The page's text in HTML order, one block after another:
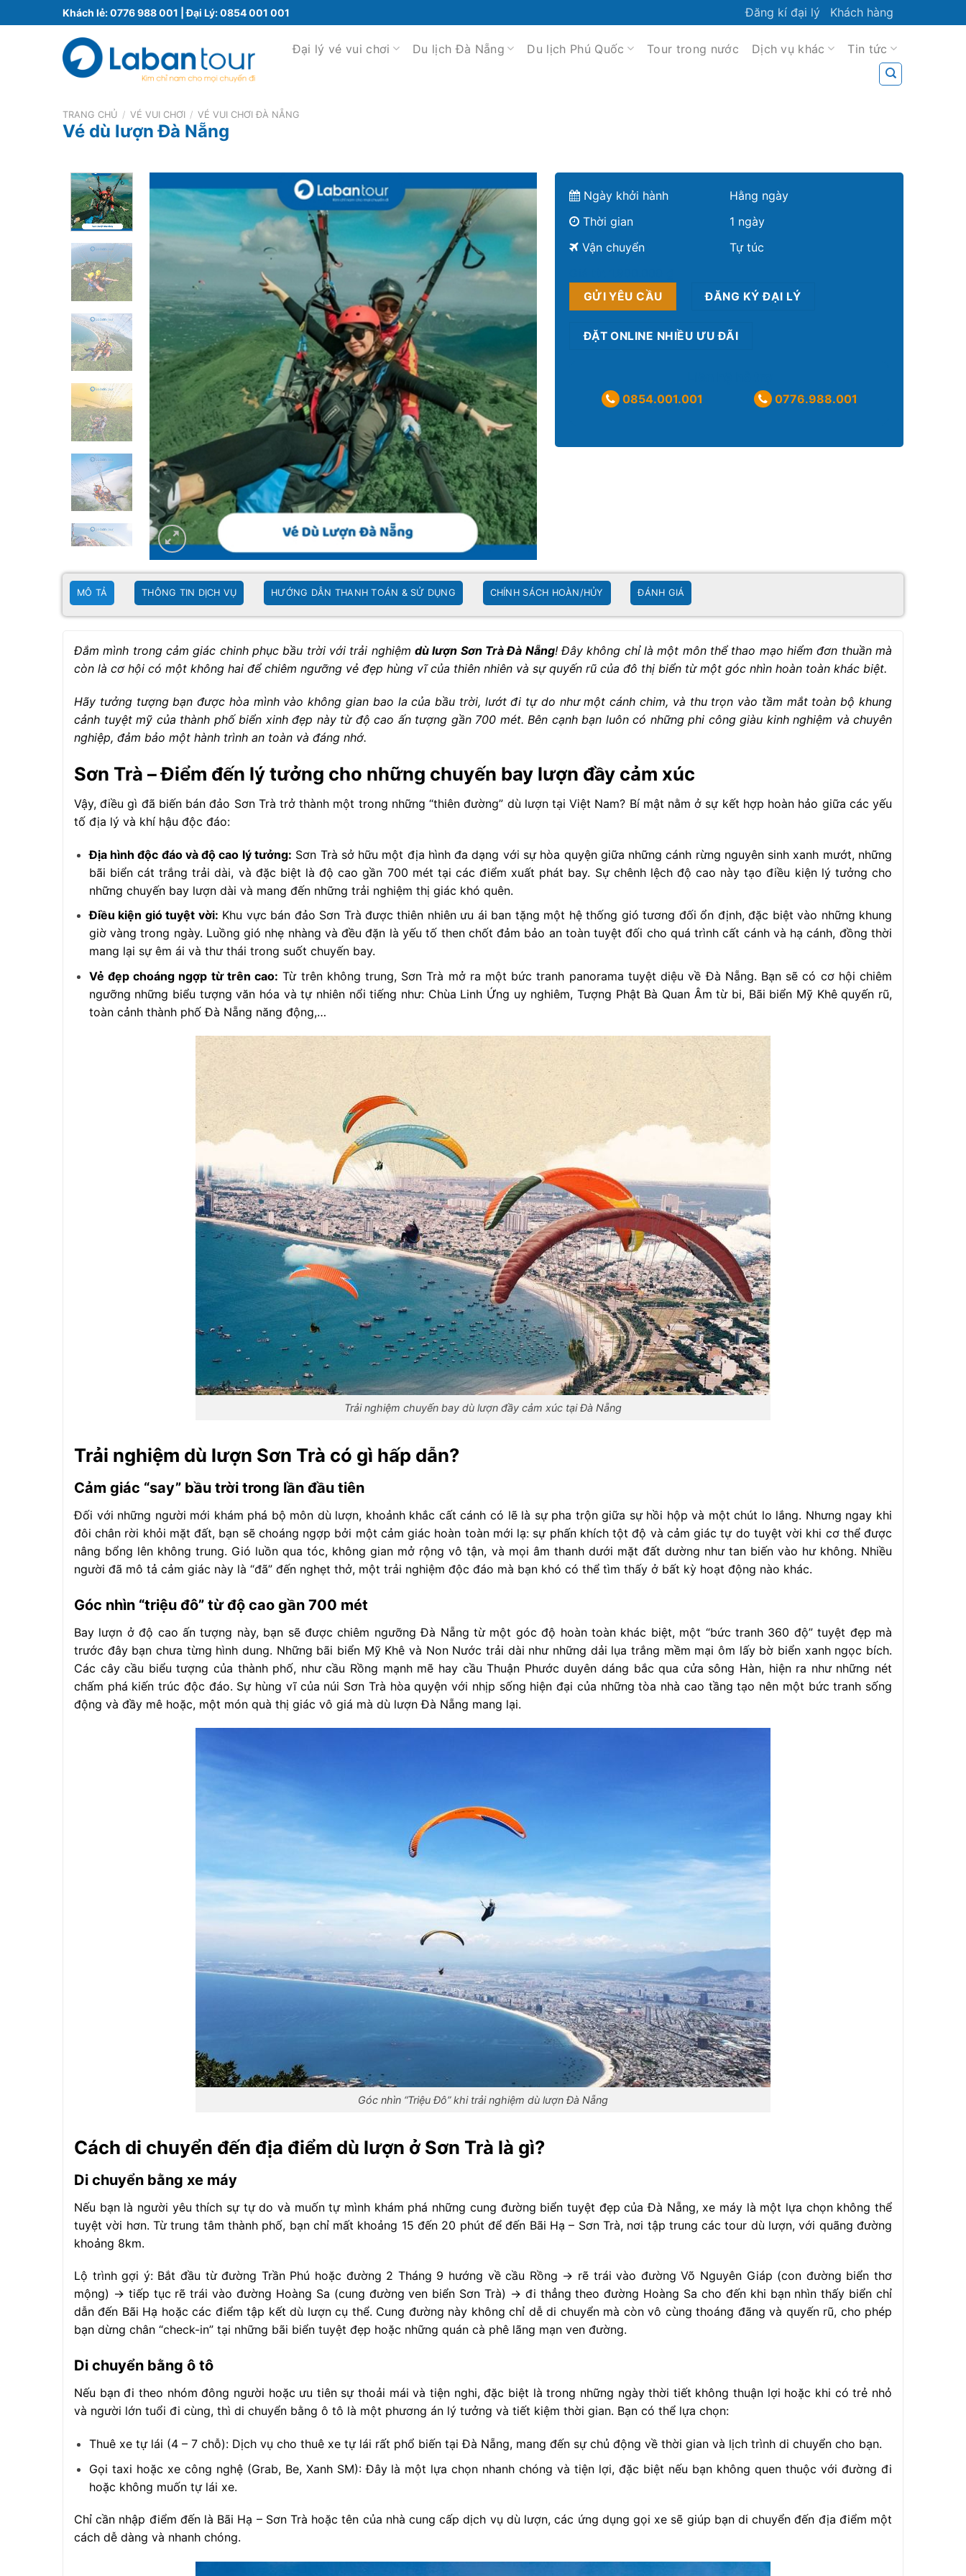
qua
Khách lẻ:0776 988 001 | Đại Lý:0854 001 001 Đăng kí đại lý Khách hàng
Đại lý vé vui chơi Du lịch Đà Nẵng Du lịch Phú Quốc Tour trong nước Dịch vụ khác Tin tức
TRANG CHỦ / VÉ VUI CHƠI / VÉ VUI CHƠI ĐÀ NẴNG
Vé dù lượn Đà Nẵng
Ngày khởi hành
Hằng ngày
Thời gian
1 ngày
Vận chuyển
Tự túc
GỬI YÊU CẦU ĐĂNG KÝ ĐẠI LÝ
ĐẶT ONLINE NHIỀU ƯU ĐÃI
0854.001.001 0776.988.001
MÔ TẢ THÔNG TIN DỊCH VỤ HƯỚNG DẪN THANH TOÁN & SỬ DỤNG CHÍNH SÁCH HOÀN/HỦY ĐÁNH GIÁ
Đắm mình trong cảm giác chinh phục bầu trời với trải nghiệm dù lượn Sơn Trà Đà Nẵng! Đây không chỉ là một môn thể thao mạo hiểm đơn thuần mà
còn là cơ hội có một không hai để chiêm ngưỡng vẻ đẹp hùng vĩ của thiên nhiên và sự quyến rũ của đô thị biển từ một góc nhìn hoàn toàn khác biệt.
Hãy tưởng tượng bạn được hòa mình vào không gian bao la của bầu trời, lướt đi tự do như một cánh chim, và thu trọn vào tầm mắt toàn bộ khung
cảnh tuyệt mỹ của thành phố biển xinh đẹp này từ độ cao ấn tượng gần 700 mét. Bên cạnh bạn luôn có những phi công giàu kinh nghiệm và chuyên
nghiệp, đảm bảo một hành trình an toàn và đáng nhớ.
Sơn Trà – Điểm đến lý tưởng cho những chuyến bay lượn đầy cảm xúc
Vậy, điều gì đã biến bán đảo Sơn Trà trở thành một trong những “thiên đường” dù lượn tại Việt Nam? Bí mật nằm ở sự kết hợp hoàn hảo giữa các yếu
tố địa lý và khí hậu độc đáo:
Địa hình độc đáo và độ cao lý tưởng: Sơn Trà sở hữu một địa hình đa dạng với sự hòa quyện giữa những cánh rừng nguyên sinh xanh mướt, những
bãi biển cát trắng trải dài, và đặc biệt là độ cao gần 700 mét tại các điểm xuất phát bay. Sự chênh lệch độ cao này tạo điều kiện lý tưởng cho
những chuyến bay lượn dài và mang đến những trải nghiệm thị giác khó quên.
Điều kiện gió tuyệt vời: Khu vực bán đảo Sơn Trà được thiên nhiên ưu ái ban tặng một hệ thống gió tương đối ổn định, đặc biệt vào những khung
giờ vàng trong ngày. Luồng gió nhẹ nhàng và đều đặn là yếu tố then chốt đảm bảo an toàn tuyệt đối cho quá trình cất cánh và hạ cánh, đồng thời
mang lại sự êm ái và thư thái trong suốt chuyến bay.
Vẻ đẹp choáng ngợp từ trên cao: Từ trên không trung, Sơn Trà mở ra một bức tranh panorama tuyệt diệu về Đà Nẵng. Bạn sẽ có cơ hội chiêm
ngưỡng những biểu tượng văn hóa và tự nhiên nổi tiếng như: Chùa Linh Ứng uy nghiêm, Tượng Phật Bà Quan Âm từ bi, Bãi biển Mỹ Khê quyến rũ,
toàn cảnh thành phố Đà Nẵng năng động,…
Trải nghiệm chuyến bay dù lượn đầy cảm xúc tại Đà Nẵng
Trải nghiệm dù lượn Sơn Trà có gì hấp dẫn?
Cảm giác “say” bầu trời trong lần đầu tiên
Đối với những người mới khám phá bộ môn dù lượn, khoảnh khắc cất cánh có lẽ là sự pha trộn giữa sự hồi hộp và một chút lo lắng. Nhưng ngay khi
đôi chân rời khỏi mặt đất, bạn sẽ choáng ngợp bởi một cảm giác hoàn toàn mới lạ: sự phấn khích tột độ và cảm giác tự do tuyệt vời khi cơ thể được
nâng bổng lên không trung. Gió luồn qua tóc, không gian mở rộng vô tận, và mọi âm thanh dưới mặt đất dường như tan biến vào hư không. Nhiều
người đã mô tả cảm giác này là “đã” đến nghẹt thở, một trải nghiệm độc đáo mà bạn khó có thể tìm thấy ở bất kỳ hoạt động nào khác.
Góc nhìn “triệu đô” từ độ cao gần 700 mét
Bay lượn ở độ cao ấn tượng này, bạn sẽ được chiêm ngưỡng Đà Nẵng từ một góc độ hoàn toàn khác biệt, một “bức tranh 360 độ” tuyệt đẹp mà
trước đây bạn chưa từng hình dung. Những bãi biển Mỹ Khê và Non Nước trải dài như những dải lụa trắng mềm mại ôm lấy bờ biển xanh ngọc bích.
Các cây cầu biểu tượng của thành phố, như cầu Rồng mạnh mẽ hay cầu Thuận Phước duyên dáng bắc qua cửa sông Hàn, hiện ra như những nét
chấm phá kiến trúc độc đáo. Sự hùng vĩ của núi Sơn Trà hòa quyện với nhịp sống hiện đại của những tòa nhà cao tầng tạo nên một bức tranh sống
động và đầy mê hoặc, một món quà thị giác vô giá mà dù lượn Đà Nẵng mang lại.
Góc nhìn “Triệu Đô” khi trải nghiệm dù lượn Đà Nẵng
Cách di chuyển đến địa điểm dù lượn ở Sơn Trà là gì?
Di chuyển bằng xe máy
Nếu bạn là người yêu thích sự tự do và muốn tự mình khám phá những cung đường biển tuyệt đẹp của Đà Nẵng, xe máy là một lựa chọn không thể
tuyệt vời hơn. Từ trung tâm thành phố, bạn chỉ mất khoảng 15 đến 20 phút để đến Bãi Hạ – Sơn Trà, nơi tập trung các tour dù lượn, với quãng đường
khoảng 8km.
Lộ trình gợi ý: Bắt đầu từ đường Trần Phú hoặc đường 2 Tháng 9 hướng về cầu Rồng → rẽ trái vào đường Võ Nguyên Giáp (con đường biển thơ
mộng) → tiếp tục rẽ trái vào đường Hoàng Sa (cung đường ven biển Sơn Trà) → đi thẳng theo đường Hoàng Sa cho đến khi bạn nhìn thấy biển chỉ
dẫn đến Bãi Hạ hoặc các điểm tập kết dù lượn cụ thể. Cung đường này không chỉ dễ di chuyển mà còn vô cùng thoáng đãng và quyến rũ, cho phép
bạn dừng chân “check-in” tại những bãi biển tuyệt đẹp hoặc những quán cà phê lãng mạn ven đường.
Di chuyển bằng ô tô
Nếu bạn đi theo nhóm đông người hoặc ưu tiên sự thoải mái và tiện nghi, đặc biệt là trong những ngày thời tiết không thuận lợi hoặc khi có trẻ nhỏ
và người lớn tuổi đi cùng, thì di chuyển bằng ô tô là một phương án lý tưởng và tiết kiệm thời gian. Bạn có thể lựa chọn:
Thuê xe tự lái (4 – 7 chỗ): Dịch vụ cho thuê xe tự lái rất phổ biến tại Đà Nẵng, mang đến sự chủ động về thời gian và lịch trình di chuyển cho bạn.
Gọi taxi hoặc xe công nghệ (Grab, Be, Xanh SM): Đây là một lựa chọn nhanh chóng và tiện lợi, đặc biệt nếu bạn không quen thuộc với đường đi
hoặc không muốn tự lái xe.
Chỉ cần nhập điểm đến là Bãi Hạ – Sơn Trà hoặc tên của nhà cung cấp dịch vụ dù lượn, các ứng dụng gọi xe sẽ giúp bạn di chuyển đến địa điểm một
cách dễ dàng và nhanh chóng.